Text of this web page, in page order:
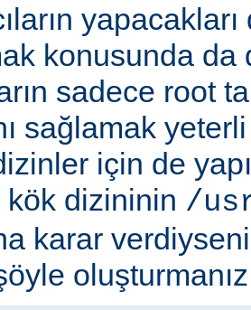
konusunda da
sadece root
sağlamak
için de
kök dizininin /
karar